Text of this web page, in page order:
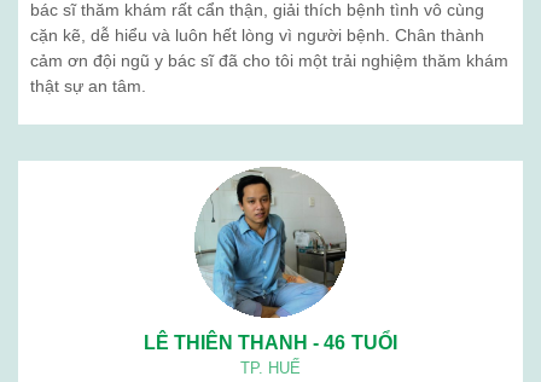
bác sĩ thăm khám rất cẩn thận, giải thích bệnh tình vô cùng
cặn kẽ, dễ hiểu và luôn hết lòng vì người bệnh. Chân thành
cảm ơn đội ngũ y bác sĩ đã cho tôi một trải nghiệm thăm khám
thật sự an tâm.
LÊ THIÊN THANH - 46 TUỔI
TP. HUẾ